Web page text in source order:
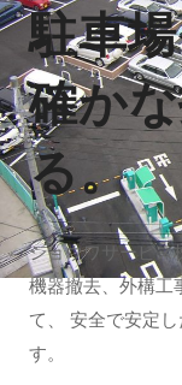
駐車
確か
る。
ショウワサービス
機器撤去、外構工
て、 安全で安定
す。